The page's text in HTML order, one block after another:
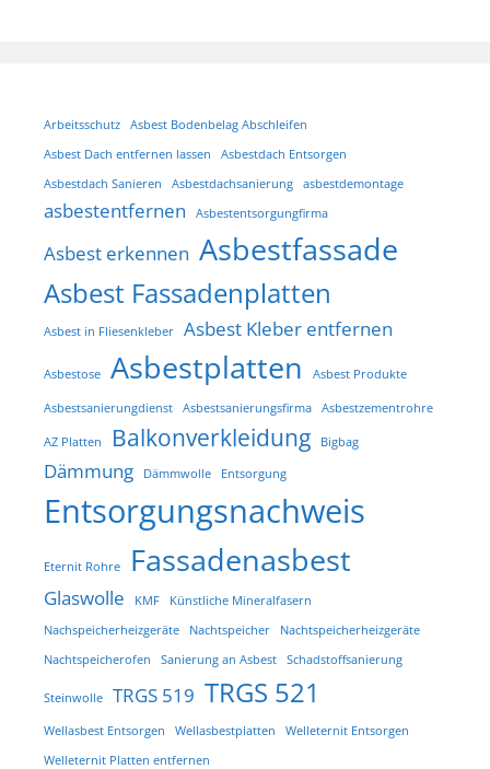
Arbeitsschutz
Asbest Bodenbelag Abschleifen
Asbest Dach entfernen lassen
Asbestdach Entsorgen
Asbestdach Sanieren
Asbestdachsanierung asbestdemontage
asbestentfernen Asbestentsorgungfirma
Asbest erkennen Asbestfassade
Asbest Fassadenplatten
Asbest in Fliesenkleber Asbest Kleber entfernen
Asbestose Asbestplatten Asbest Produkte
Asbestsanierungdienst Asbestsanierungsfirma Asbestzementrohre
AZ Platten Balkonverkleidung Bigbag
Dämmung Dämmwolle Entsorgung
Entsorgungsnachweis
Eternit Rohre Fassadenasbest
Glaswolle KMF
Künstliche Mineralfasern
Nachspeicherheizgeräte
Nachtspeicher
Nachtspeicherheizgeräte
Nachtspeicherofen
Sanierung an Asbest Schadstoffsanierung
Steinwolle TRGS 519 TRGS 521
Wellasbest Entsorgen Wellasbestplatten
Welleternit Entsorgen
Welleternit Platten entfernen